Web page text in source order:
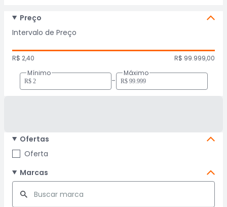
Preço
Intervalo de Preço
R$ 2,40
R$ 99.999,00
Mínimo
-
Máximo
Ofertas
Oferta
Marcas